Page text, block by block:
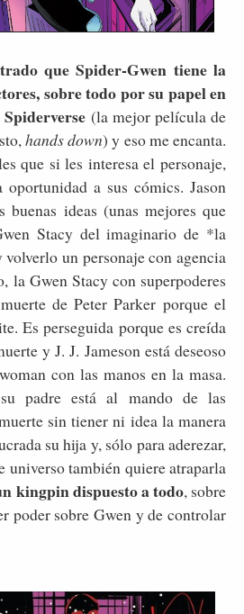
que Spider-Gwen tiene la
sobre todo por su papel en
(la mejor película de
hands down) y eso me encanta.
que si les interesa el personaje,
oportunidad a sus cómics. Jason
buenas ideas (unas mejores que
Stacy del imaginario de *la
un personaje con agencia
la Gwen Stacy con superpoderes
de Peter Parker porque el
Es perseguida porque es creída
y J. J. Jameson está deseoso
con las manos en la masa.
padre está al mando de las
sin tiener ni idea la manera
su hija y, sólo para aderezar,
universo también quiere atraparla
kingpin dispuesto a todo, sobre
poder sobre Gwen y de controlar